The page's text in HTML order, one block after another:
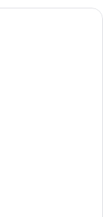
情